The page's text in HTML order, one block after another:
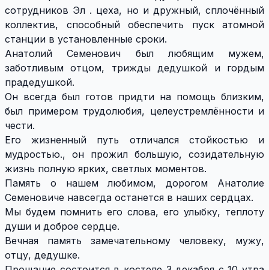
сотрудников Эл . цеха, но и дружный, сплочённый
коллектив, способный обеспечить пуск атомной
станции в установленные сроки.
Анатолий Семенович был любящим мужем,
заботливым отцом, трижды дедушкой и гордым
прадедушкой.
Он всегда был готов придти на помощь близким,
был примером трудолюбия, целеустремлённости и
чести.
Его жизненный путь отличался стойкостью и
мудростью., он прожил большую, созидательную
жизнь полную ярких, светлых моментов.
Память о нашем любимом, дорогом Анатолие
Семеновиче навсегда останется в наших сердцах.
Мы будем помнить его слова, его улыбку, теплоту
души и доброе сердце.
Вечная память замечательному человеку, мужу,
отцу, дедушке.